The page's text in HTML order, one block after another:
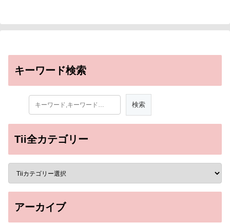
キーワード検索
Tii全カテゴリー
アーカイブ